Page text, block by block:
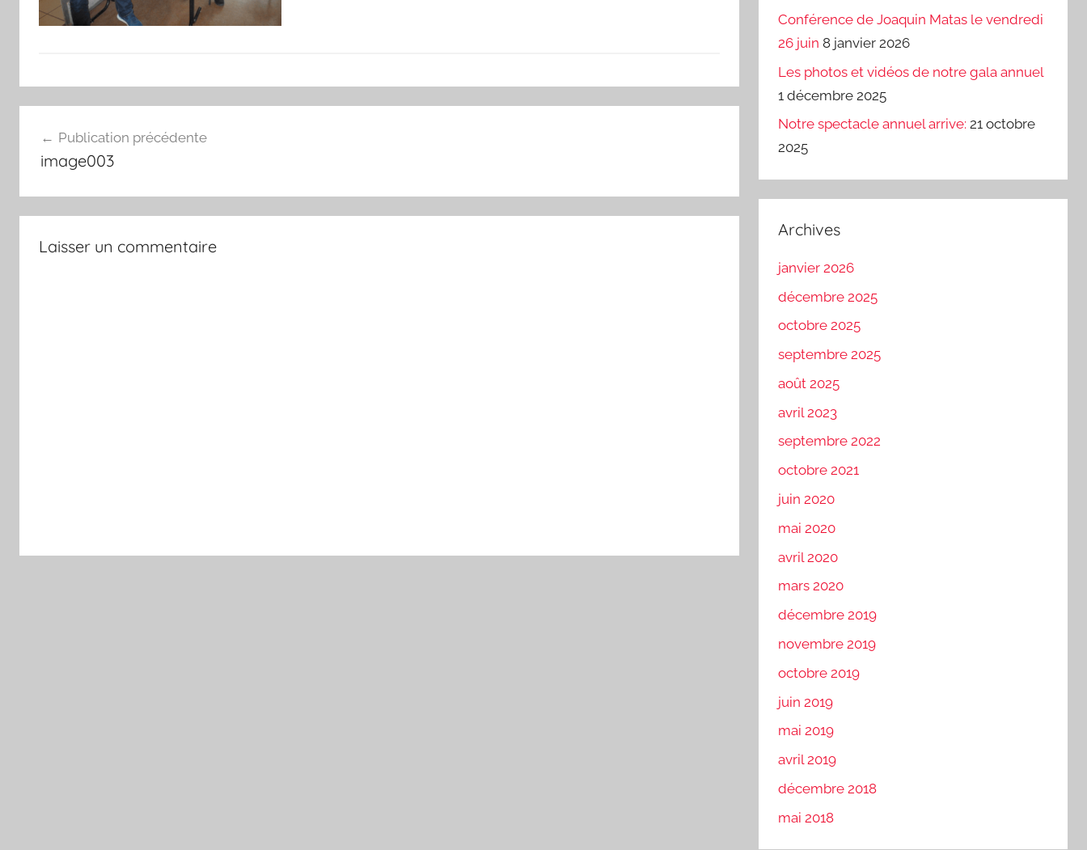
de
l’article
Publication précédente
image003
Laisser un commentaire
Conférence de Joaquin Matas le vendredi
26 juin 8 janvier 2026
Les photos et vidéos de notre gala annuel
1 décembre 2025
Notre spectacle annuel arrive: 21 octobre
2025
Archives
janvier 2026
décembre 2025
octobre 2025
septembre 2025
août 2025
avril 2023
septembre 2022
octobre 2021
juin 2020
mai 2020
avril 2020
mars 2020
décembre 2019
novembre 2019
octobre 2019
juin 2019
mai 2019
avril 2019
décembre 2018
mai 2018